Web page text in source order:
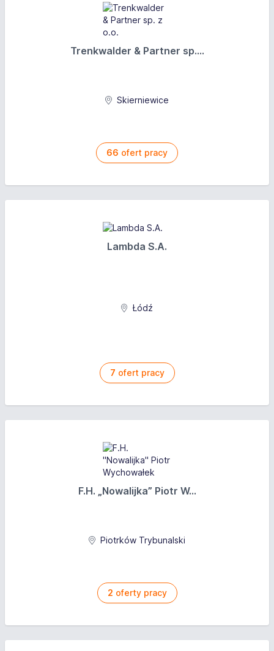
Trenkwalder & Partner sp....
Skierniewice
66 ofert pracy
Lambda S.A.
Łódź
7 ofert pracy
F.H. „Nowalijka” Piotr W...
Piotrków Trybunalski
2 oferty pracy